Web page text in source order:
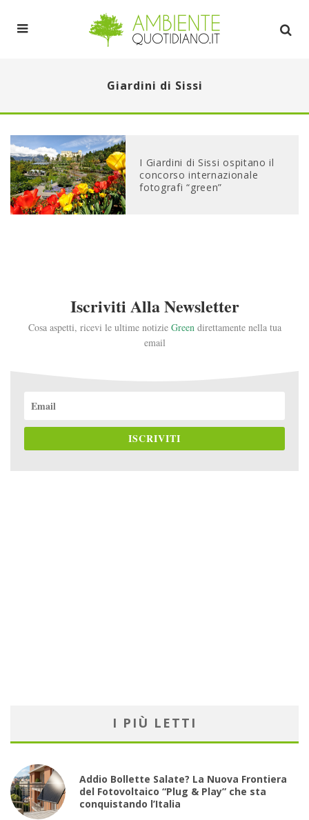
Giardini di Sissi
I Giardini di Sissi ospitano il
concorso internazionale
fotografi “green”
Iscriviti Alla Newsletter
Cosa aspetti, ricevi le ultime notizie Greendirettamente nella tua
email
ISCRIVITI
I PIÙ LETTI
Addio Bollette Salate? La Nuova Frontiera
del Fotovoltaico “Plug & Play” che sta
conquistando l’Italia